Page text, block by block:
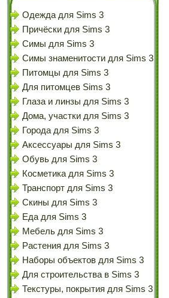
Одежда для Sims 3
Причёски для Sims 3
Симы для Sims 3
Симы знаменитости для Sims 3
Питомцы для Sims 3
Для питомцев Sims 3
Глаза и линзы для Sims 3
Дома, участки для Sims 3
Города для Sims 3
Аксессуары для Sims 3
Обувь для Sims 3
Косметика для Sims 3
Транспорт для Sims 3
Скины для Sims 3
Еда для Sims 3
Мебель для Sims 3
Растения для Sims 3
Наборы объектов для Sims 3
Для строительства в Sims 3
Текстуры, покрытия для Sims 3